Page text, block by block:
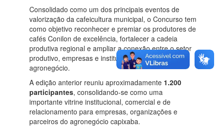
Consolidado como um dos principais eventos de
valorização da cafeicultura municipal, o Concurso tem
como objetivo reconhecer e premiar os produtores de
cafés Conilon de excelência, fortalecer a cadeia
produtiva regional e ampliar a conexão entre o setor
produtivo, empresas e instituições ligadas ao
agronegócio.
A edição anterior reuniu aproximadamente 1.200
participantes, consolidando-se como uma
importante vitrine institucional, comercial e de
relacionamento para empresas, organizações e
parceiros do agronegócio capixaba.